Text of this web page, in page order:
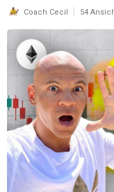
Coach Cecil 54